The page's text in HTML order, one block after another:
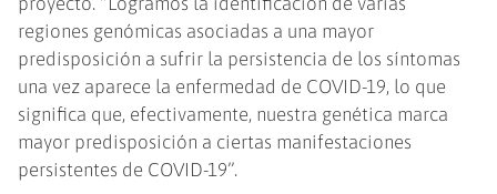
regiones genómicas asociadas a una mayor
predisposición a sufrir la persistencia de los síntomas
una vez aparece la enfermedad de COVID-19, lo que
significa que, efectivamente, nuestra genética marca
mayor predisposición a ciertas manifestaciones
persistentes de COVID-19”.